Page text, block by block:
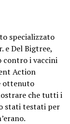
specializzato
e Del Bigtree,
contro i vaccini
Action
ottenuto
che tutti i
stati testati per